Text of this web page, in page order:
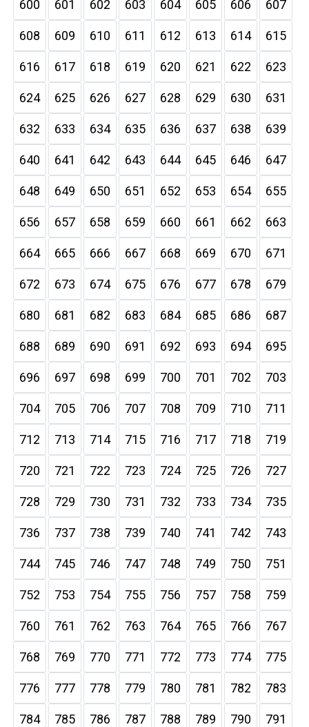
600 601 602 603 604 605 606 607
608 609 610 611 612 613 614 615
616 617 618 619 620 621 622 623
624 625 626 627 628 629 630 631
632 633 634 635 636 637 638 639
640 641 642 643 644 645 646 647
648 649 650 651 652 653 654 655
656 657 658 659 660 661 662 663
664 665 666 667 668 669 670 671
672 673 674 675 676 677 678 679
680 681 682 683 684 685 686 687
688 689 690 691 692 693 694 695
696 697 698 699 700 701 702 703
704 705 706 707 708 709 710 711
712 713 714 715 716 717 718 719
720 721 722 723 724 725 726 727
728 729 730 731 732 733 734 735
736 737 738 739 740 741 742 743
744 745 746 747 748 749 750 751
752 753 754 755 756 757 758 759
760 761 762 763 764 765 766 767
768 769 770 771 772 773 774 775
776 777 778 779 780 781 782 783
784 785 786 787 788 789 790 791